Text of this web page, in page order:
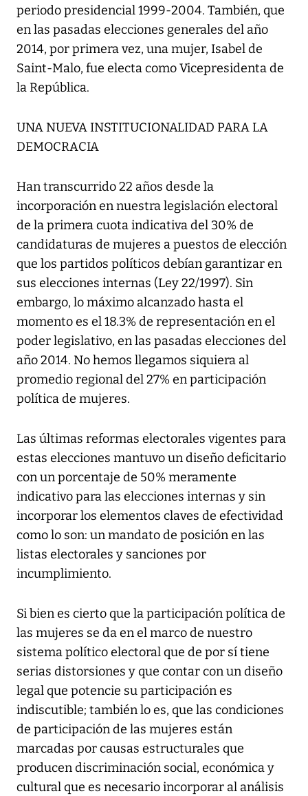
periodo presidencial 1999-2004. También, que
en las pasadas elecciones generales del año
2014, por primera vez, una mujer, Isabel de
Saint-Malo, fue electa como Vicepresidenta de
la República.
UNA NUEVA INSTITUCIONALIDAD PARA LA
DEMOCRACIA
Han transcurrido 22 años desde la
incorporación en nuestra legislación electoral
de la primera cuota indicativa del 30% de
candidaturas de mujeres a puestos de elección
que los partidos políticos debían garantizar en
sus elecciones internas (Ley 22/1997). Sin
embargo, lo máximo alcanzado hasta el
momento es el 18.3% de representación en el
poder legislativo, en las pasadas elecciones del
año 2014. No hemos llegamos siquiera al
promedio regional del 27% en participación
política de mujeres.
Las últimas reformas electorales vigentes para
estas elecciones mantuvo un diseño deficitario
con un porcentaje de 50% meramente
indicativo para las elecciones internas y sin
incorporar los elementos claves de efectividad
como lo son: un mandato de posición en las
listas electorales y sanciones por
incumplimiento.
Si bien es cierto que la participación política de
las mujeres se da en el marco de nuestro
sistema político electoral que de por sí tiene
serias distorsiones y que contar con un diseño
legal que potencie su participación es
indiscutible; también lo es, que las condiciones
de participación de las mujeres están
marcadas por causas estructurales que
producen discriminación social, económica y
cultural que es necesario incorporar al análisis